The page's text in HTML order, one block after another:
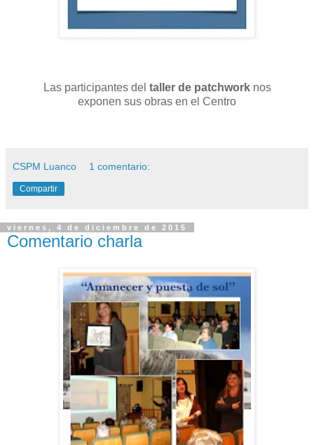
Las participantes del taller de patchworknos
exponen sus obras en el Centro
CSPM Luanco 1 comentario:
Compartir
viernes, 4 de diciembre de 2015
Comentario charla